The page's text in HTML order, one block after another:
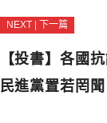
NEXT | 下一篇
【投書】各國
民進黨置若罔聞